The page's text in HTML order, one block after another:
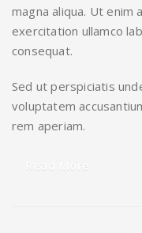
magna aliqua. Ut enim
exercitation ullamco
consequat.
Sed ut perspiciatis
voluptatem
rem aperiam.
Read More